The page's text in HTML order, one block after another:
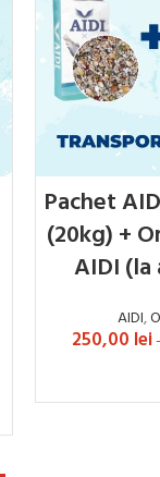
Pachet
(20kg) +
AIDI
AIDI,
250,00 lei